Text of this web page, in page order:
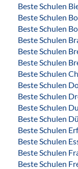
Beste Schulen
Beste Schulen
Beste Schulen
Beste Schulen
Beste Schulen
Beste Schulen
Beste Schulen
Beste Schulen
Beste Schulen
Beste Schulen
Beste Schulen
Beste Schulen
Beste Schulen
Beste Schulen
Beste Schulen